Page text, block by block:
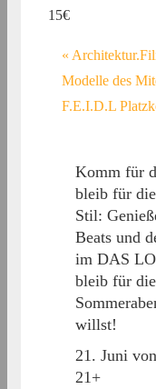
15€
«
Modelle des
F.E.I.D.L
Komm für
bleib für
Stil:
Beats und
im DAS
bleib für
willst!
21. Juni
21+